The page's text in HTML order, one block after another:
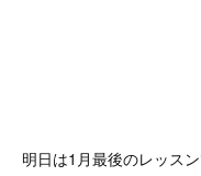
明日は1月最後のレッスン